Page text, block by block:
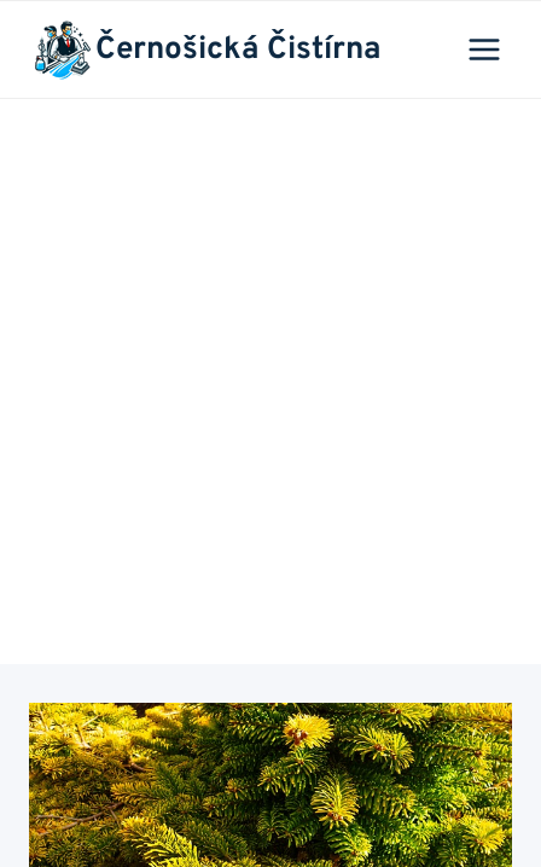
Přeskočit
obsah
Černošická Čistírna